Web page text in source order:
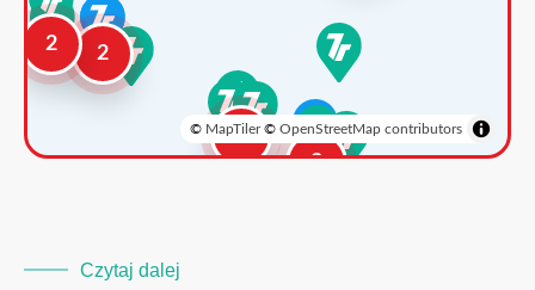
2
2
3
2
© MapTiler© OpenStreetMap contributors
Czytaj dalej